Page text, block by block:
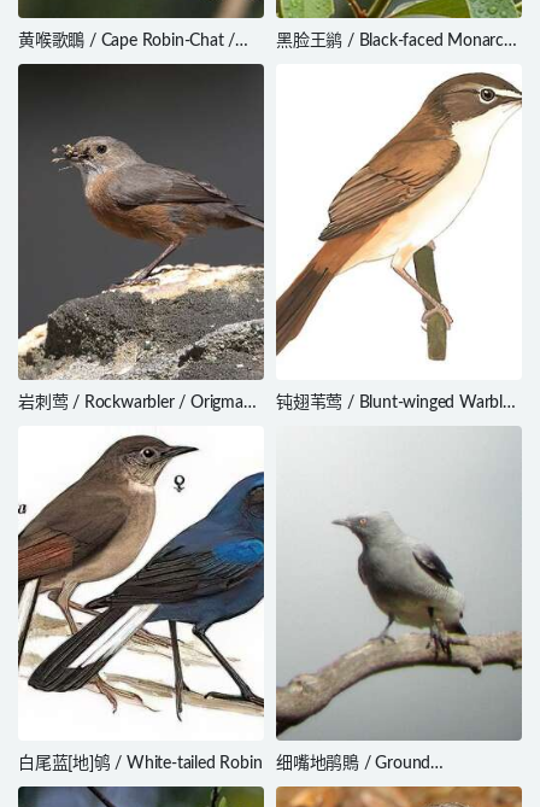
黄喉歌䳭 / Cape Robin-Chat /
Cossypha caffra
黑脸王鹟 / Black-faced Monarch
岩刺莺 / Rockwarbler / Origma
钝翅苇莺 / Blunt-winged Warbler
/ Acrocephalus concinens
白尾蓝[地]鸲 / White-tailed Robin
细嘴地鹃鵙 / Ground
Cuckooshrike / Coracina maxima